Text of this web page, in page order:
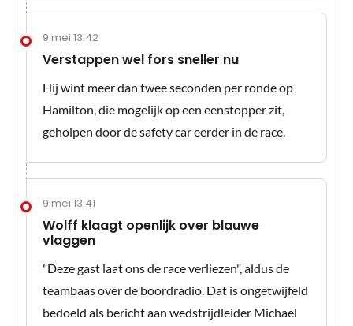
9 mei 13:42
Verstappen wel fors sneller nu
Hij wint meer dan twee seconden per ronde op
Hamilton, die mogelijk op een eenstopper zit,
geholpen door de safety car eerder in de race.
9 mei 13:41
Wolff klaagt openlijk over blauwe
vlaggen
"Deze gast laat ons de race verliezen", aldus de
teambaas over de boordradio. Dat is ongetwijfeld
bedoeld als bericht aan wedstrijdleider Michael